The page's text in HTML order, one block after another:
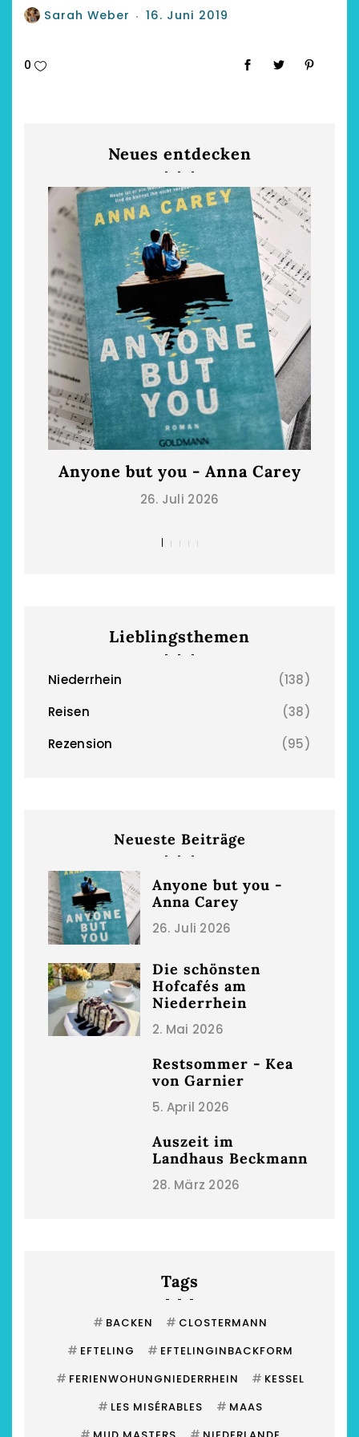
Neues entdecken
Anyone but you - Anna Carey
26. Juli 2026
Lieblingsthemen
Niederrhein
(138)
Reisen
(38)
Rezension
(95)
Neueste Beiträge
Anyone but you -
Anna Carey
26. Juli 2026
Die schönsten
Hofcafés am
Niederrhein
2. Mai 2026
Restsommer - Kea
von Garnier
5. April 2026
Auszeit im
Landhaus Beckmann
28. März 2026
Tags
# BACKEN # CLOSTERMANN
# EFTELING # EFTELINGINBACKFORM
# FERIENWOHUNGNIEDERRHEIN # KESSEL
# LES MISÉRABLES # MAAS
Sarah Weber 16. Juni 2019
0